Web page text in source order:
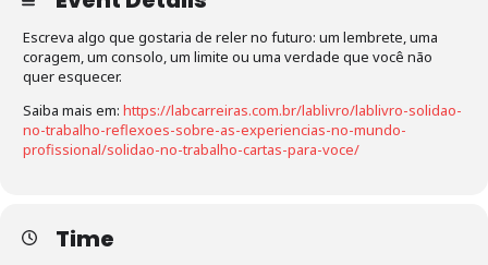
Escreva algo que gostaria de reler no futuro: um lembrete, uma
coragem, um consolo, um limite ou uma verdade que você não
quer esquecer.
Saiba mais em: https://labcarreiras.com.br/lablivro/lablivro-solidao-
no-trabalho-reflexoes-sobre-as-experiencias-no-mundo-
profissional/solidao-no-trabalho-cartas-para-voce/
Time